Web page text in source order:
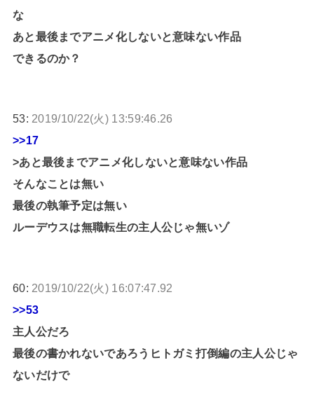
な
あと最後までアニメ化しないと意味ない作品
できるのか？
53: 2019/10/22(火) 13:59:46.26
>>17
>あと最後までアニメ化しないと意味ない作品
そんなことは無い
最後の執筆予定は無い
ルーデウスは無職転生の主人公じゃ無いゾ
60: 2019/10/22(火) 16:07:47.92
>>53
主人公だろ
最後の書かれないであろうヒトガミ打倒編の主人公じゃ
ないだけで